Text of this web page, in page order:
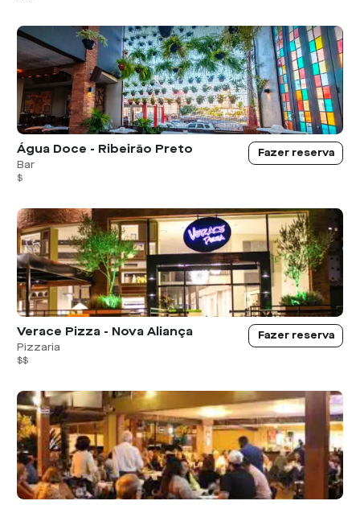
Água Doce - Ribeirão Preto
Bar
$
Fazer reserva
Verace Pizza - Nova Aliança
Pizzaria
$$
Fazer reserva